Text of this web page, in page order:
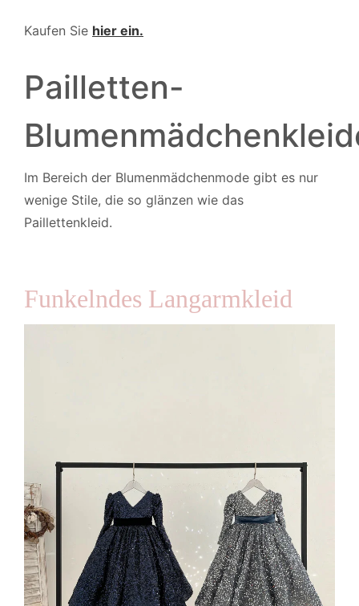
Kaufen Sie hier ein.
Pailletten-
Im Bereich der Blumenmädchenmode gibt es nur
wenige Stile, die so glänzen wie das
Paillettenkleid.
Funkelndes Langarmkleid